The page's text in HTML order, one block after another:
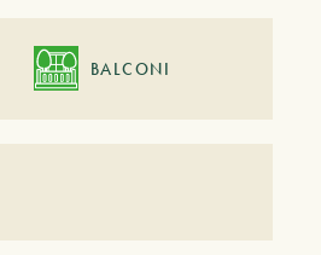
BALCONI